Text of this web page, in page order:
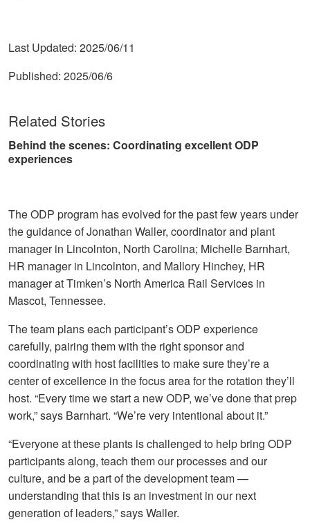
Last Updated: 2025/06/11
Published: 2025/06/6
Related Stories
Behind the scenes: Coordinating excellent ODP
experiences
The ODP program has evolved for the past few years under
the guidance of Jonathan Waller, coordinator and plant
manager in Lincolnton, North Carolina; Michelle Barnhart,
HR manager in Lincolnton, and Mallory Hinchey, HR
manager at Timken’s North America Rail Services in
Mascot, Tennessee.
The team plans each participant’s ODP experience
carefully, pairing them with the right sponsor and
coordinating with host facilities to make sure they’re a
center of excellence in the focus area for the rotation they’ll
host. “Every time we start a new ODP, we’ve done that prep
work,” says Barnhart. “We’re very intentional about it.”
“Everyone at these plants is challenged to help bring ODP
participants along, teach them our processes and our
culture, and be a part of the development team —
understanding that this is an investment in our next
generation of leaders,” says Waller.